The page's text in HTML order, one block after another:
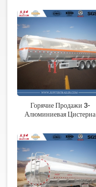
Горячие Продажи 3-
Алюминиевая Цистерна
Подвески